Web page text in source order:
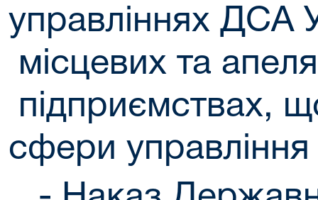
управліннях ДСА
місцевих та
підприємствах,
сфери